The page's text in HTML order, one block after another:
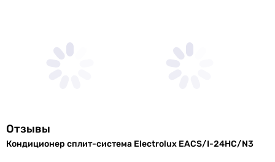
тихий кондиционер
R-32
R-32
перепад высот
Отзывы
Кондиционер сплит-система Electrolux EACS/I-24HC/N3